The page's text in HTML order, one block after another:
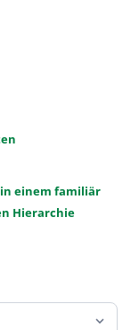
einem familiär
Hierarchie